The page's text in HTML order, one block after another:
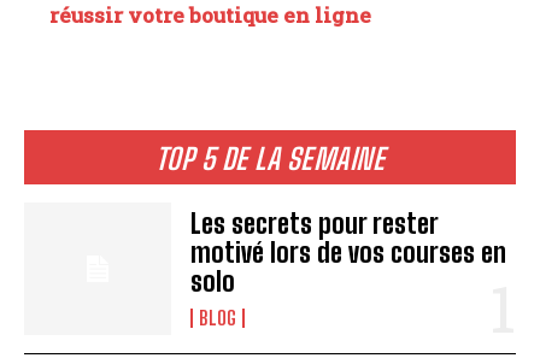
TOP 5 DE LA SEMAINE
Les secrets pour rester
motivé lors de vos courses en
solo
BLOG
réussir votre boutique en ligne